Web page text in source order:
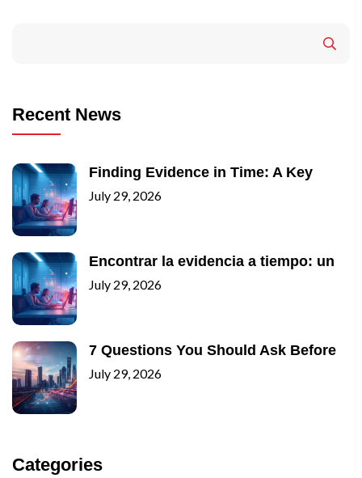
Recent News
Finding Evidence in Time: A Key
July 29, 2026
Encontrar la evidencia a tiempo: un
July 29, 2026
7 Questions You Should Ask Before
July 29, 2026
Categories